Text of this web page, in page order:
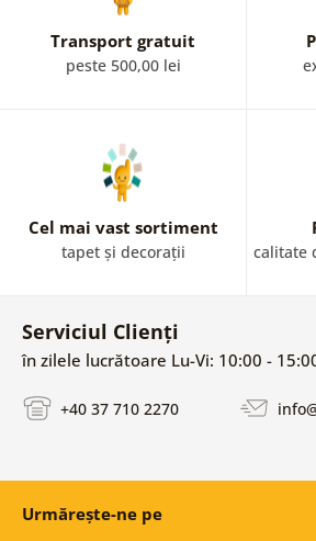
Transport gratuit
peste 500,00 lei
Cel mai vast sortiment
tapet și decorații calitate
Serviciul Clienți
în zilele lucrătoare Lu-Vi: 10:00 -
+40 37 710 2270
Urmărește-ne pe